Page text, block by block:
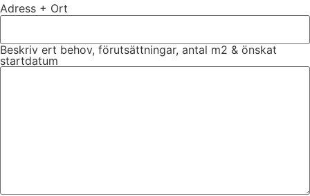
Adress + Ort
Beskriv ert behov, förutsättningar, antal m2 & önskat
startdatum